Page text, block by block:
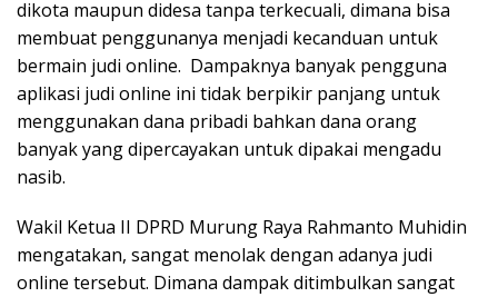
dikota maupun didesa tanpa terkecuali, dimana bisa
membuat penggunanya menjadi kecanduan untuk
bermain judi online. Dampaknya banyak pengguna
aplikasi judi online ini tidak berpikir panjang untuk
menggunakan dana pribadi bahkan dana orang
banyak yang dipercayakan untuk dipakai mengadu
nasib.
Wakil Ketua II DPRD Murung Raya Rahmanto Muhidin
mengatakan, sangat menolak dengan adanya judi
online tersebut. Dimana dampak ditimbulkan sangat